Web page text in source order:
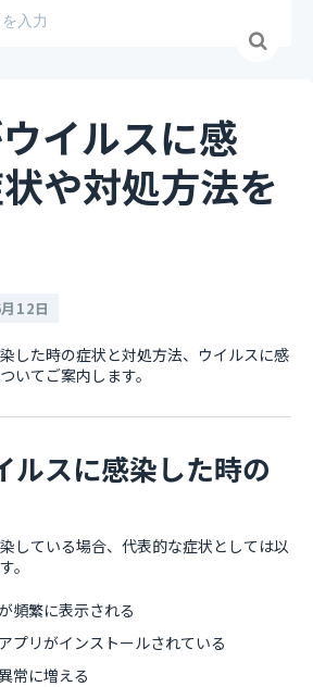
イルスに感
や対処方法を
12日
した時の症状と対処方法、ウイルスに感
いてご案内します。
ルスに感染した時の
している場合、代表的な症状としては以
。
頻繁に表示される
プリがインストールされている
常に増える